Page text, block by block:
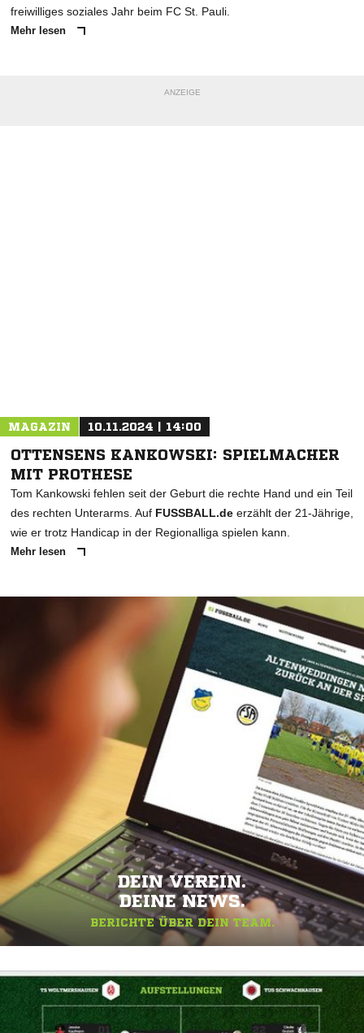
freiwilliges soziales Jahr beim FC St. Pauli.
Mehr lesen
ANZEIGE
MAGAZIN 10.11.2024 | 14:00
OTTENSENS KANKOWSKI: SPIELMACHER
MIT PROTHESE
Tom Kankowski fehlen seit der Geburt die rechte Hand und ein Teil
des rechten Unterarms. Auf FUSSBALL.de erzählt der 21-Jährige,
wie er trotz Handicap in der Regionalliga spielen kann.
Mehr lesen
DEIN VEREIN.
DEINE NEWS.
BERICHTE ÜBER DEIN TEAM.